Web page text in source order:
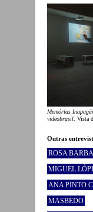
Memórias
videobrasil . Vista
Outras
ROSA BARBA
MIGUEL
ANA PINTO
MASBEDO